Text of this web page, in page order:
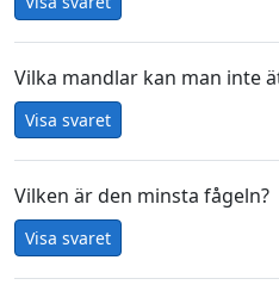
Vilka mandlar kan man inte
Visa svaret
Vilken är den minsta fågeln?
Visa svaret